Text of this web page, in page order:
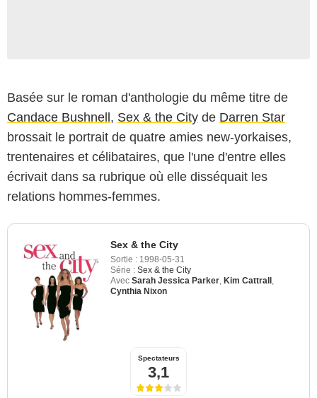
Basée sur le roman d'anthologie du même titre de
Candace Bushnell, Sex & the City de Darren Star
brossait le portrait de quatre amies new-yorkaises,
trentenaires et célibataires, que l'une d'entre elles
écrivait dans sa rubrique où elle disséquait les
relations hommes-femmes.
Sex & the City
Sortie : 1998-05-31
Série : Sex & the City
Avec Sarah Jessica Parker Kim Cattrall
Cynthia Nixon
Spectateurs
3,1